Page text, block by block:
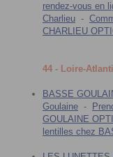
rendez-vous en
Charlieu -
CHARLIEU
44 - Loire-
BASSE
Goulaine -
GOULAINE
lentilles chez